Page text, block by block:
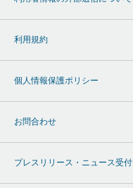
利用規約
個人情報保護ポリシー
お問合わせ
プレスリリース・ニュース受付